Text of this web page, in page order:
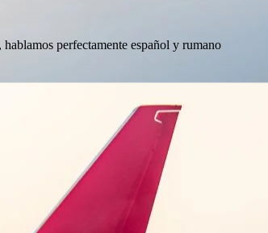
perfectamente español y rumano